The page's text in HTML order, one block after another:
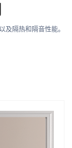
及隔热和隔音性能。